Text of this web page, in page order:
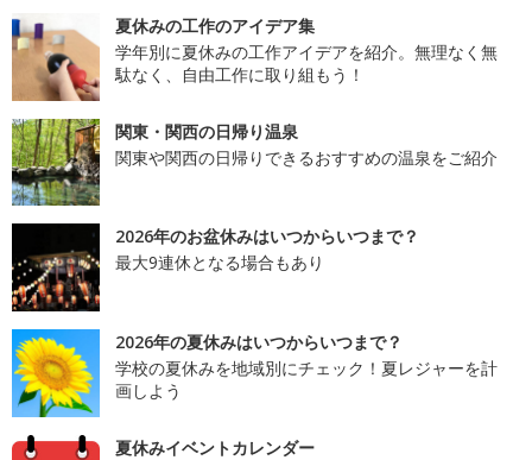
夏休みの工作のアイデア集
学年別に夏休みの工作アイデアを紹介。無理なく無
駄なく、自由工作に取り組もう！
関東・関西の日帰り温泉
関東や関西の日帰りできるおすすめの温泉をご紹介
2026年のお盆休みはいつからいつまで？
最大9連休となる場合もあり
2026年の夏休みはいつからいつまで？
学校の夏休みを地域別にチェック！夏レジャーを計
画しよう
夏休みイベントカレンダー